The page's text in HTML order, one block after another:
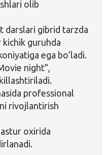
olib
darslari gibrid tarzda
kichik guruhda
ega bo’ladi.
night”,
professional
rivojlantirish
oxirida